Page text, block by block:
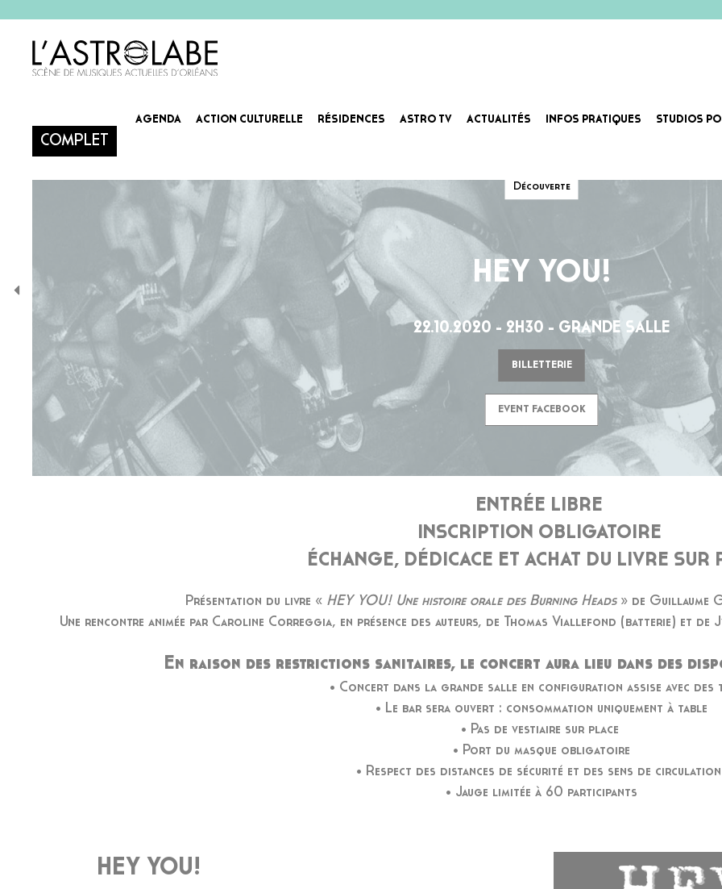
AGENDA ACTION CULTURELLE RÉSIDENCES ASTRO TV ACTUALITÉS INFOS PRATIQUES STUDIOS
COMPLET
Découverte
HEY YOU!
22.10.2020 - 2H30 - GRANDE SALLE
BILLETTERIE
EVENT FACEBOOK
ENTRÉE LIBRE
INSCRIPTION OBLIGATOIRE
ÉCHANGE, DÉDICACE ET ACHAT DU LIVRE SUR
Présentation du livre « HEY YOU! Une histoire orale des Burning Heads» de Guillaume
Une rencontre animée par Caroline Correggia, en présence des auteurs, de Thomas Viallefond (batterie) et de
En raison des restrictions sanitaires, le concert aura lieu dans des
• Concert dans la grande salle en configuration assise avec des
• Le bar sera ouvert : consommation uniquement à table
• Pas de vestiaire sur place
• Port du masque obligatoire
• Respect des distances de sécurité et des sens de
• Jauge limitée à 60 participants
HEY YOU!